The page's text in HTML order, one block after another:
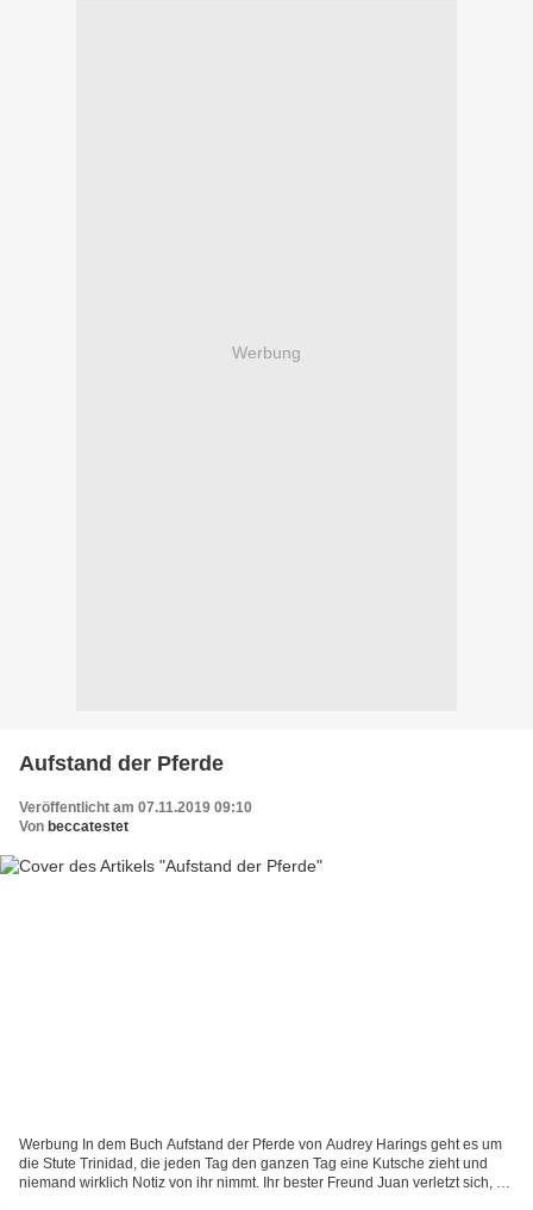
Werbung
Aufstand der Pferde
Veröffentlicht am 07.11.2019 09:10
Von beccatestet
Werbung In dem Buch Aufstand der Pferde von Audrey Harings geht es um
die Stute Trinidad, die jeden Tag den ganzen Tag eine Kutsche zieht und
niemand wirklich Notiz von ihr nimmt. Ihr bester Freund Juan verletzt sich, da